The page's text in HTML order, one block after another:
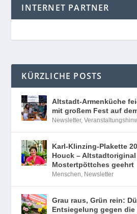
INTERNET PARTNER
KÜRZLICHE POSTS
Altstadt-Armenküche
mit großem Fest auf
Newsletter,
Karl-Klinzing-Plakette
Houck –
Mostertpöttches geehrt
Menschen, Newsletter
Grau raus, Grün rein:
Entsiegelung gegen die